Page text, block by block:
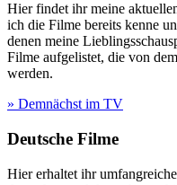
Hier findet ihr meine
ich die Filme bereits kenne
denen meine
Filme aufgelistet, die von
werden.
» Demnächst im TV
Deutsche Filme
Hier erhaltet ihr